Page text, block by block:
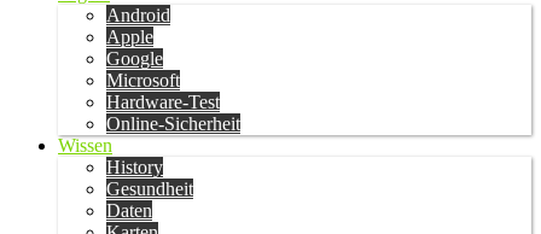
Android
Apple
Google
Microsoft
Hardware-Test
Online-Sicherheit
Wissen
History
Gesundheit
Daten